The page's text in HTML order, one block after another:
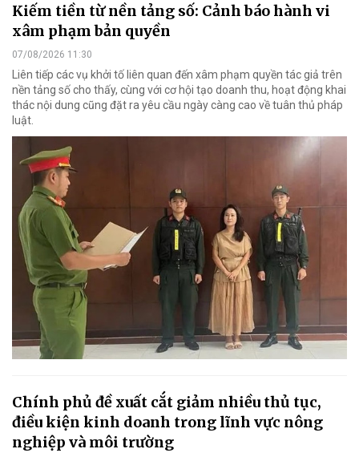
Kiếm tiền từ nền tảng số: Cảnh báo hành vi
xâm phạm bản quyền
07/08/2026 11:30
Liên tiếp các vụ khởi tố liên quan đến xâm phạm quyền tác giả trên
nền tảng số cho thấy, cùng với cơ hội tạo doanh thu, hoạt động khai
thác nội dung cũng đặt ra yêu cầu ngày càng cao về tuân thủ pháp
luật.
Chính phủ đề xuất cắt giảm nhiều thủ tục,
điều kiện kinh doanh trong lĩnh vực nông
nghiệp và môi trường